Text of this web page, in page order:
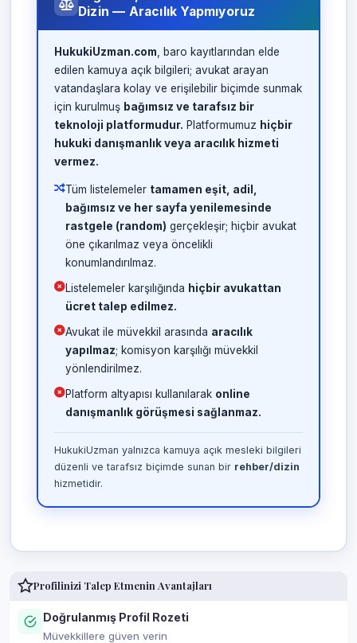
Dizin — Aracılık Yapmıyoruz
HukukiUzman.com , baro kayıtlarından elde
edilen kamuya açık bilgileri; avukat arayan
vatandaşlara kolay ve erişilebilir biçimde sunmak
için kurulmuş bağımsız ve tarafsız bir
teknoloji platformudur. Platformumuz hiçbir
hukuki danışmanlık veya aracılık hizmeti
vermez.
Tüm listelemeler tamamen eşit, adil,
bağımsız ve her sayfa yenilemesinde
rastgele (random) gerçekleşir; hiçbir avukat
öne çıkarılmaz veya öncelikli
konumlandırılmaz.
Listelemeler karşılığında hiçbir avukattan
ücret talep edilmez.
Avukat ile müvekkil arasında aracılık
yapılmaz; komisyon karşılığı müvekkil
yönlendirilmez.
Platform altyapısı kullanılarak online
danışmanlık görüşmesi sağlanmaz.
HukukiUzman yalnızca kamuya açık mesleki bilgileri
düzenli ve tarafsız biçimde sunan bir rehber/dizin
hizmetidir.
Profilinizi Talep Etmenin Avantajları
Doğrulanmış Profil Rozeti
Müvekkillere güven verin